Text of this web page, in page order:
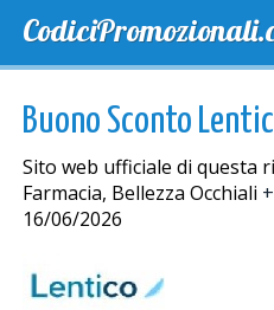
Buono Sconto
Sito web ufficiale di questa
Farmacia, Bellezza Occhiali
16/06/2026